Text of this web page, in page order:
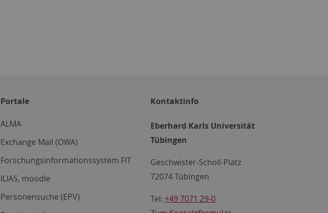
Portale
ALMA
Exchange Mail (OWA)
Forschungsinformationssystem FIT
ILIAS, moodle
Personensuche (EPV)
Kontaktinfo
Eberhard Karls Universität
Tübingen
Geschwister-Scholl-Platz
72074 Tübingen
Tel: +49 7071 29-0